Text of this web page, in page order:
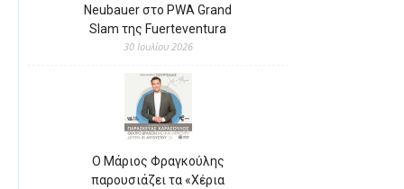
Neubauer στο PWA Grand
Slam της Fuerteventura
30 Ιουλίου 2026
Ο Μάριος Φραγκούλης
παρουσιάζει τα «Χέρια